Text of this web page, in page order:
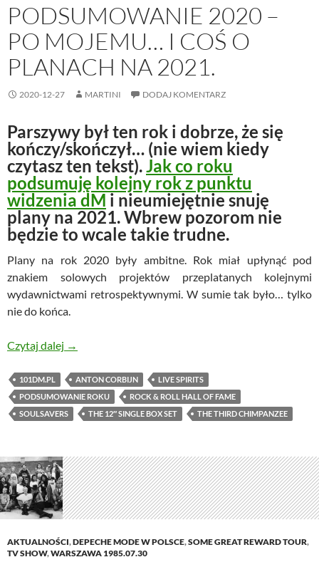
PODSUMOWANIE 2020 –
PO MOJEMU… I COŚ O
PLANACH NA 2021.
2020-12-27 MARTINI DODAJ KOMENTARZ
Parszywy był ten rok i dobrze, że się
kończy/skończył… (nie wiem kiedy
czytasz ten tekst).Jak co roku
podsumuję kolejny rok z punktu
widzenia dM i nieumiejętnie snuję
plany na 2021. Wbrew pozorom nie
będzie to wcale takie trudne.
Plany na rok 2020 były ambitne. Rok miał upłynąć pod
znakiem solowych projektów przeplatanych kolejnymi
wydawnictwami retrospektywnymi. W sumie tak było… tylko
nie do końca.
Czytaj dalej Podsumowanie 2020 – po mojemu… i coś o planach
→
101DM.PL ANTON CORBIJN
LIVE SPIRITS
PODSUMOWANIE ROKU
ROCK & ROLL HALL OF FAME
SOULSAVERS
THE 12″ SINGLE BOX SET THE THIRD CHIMPANZEE
AKTUALNOŚCI,DEPECHE MODE W POLSCE,SOME GREAT REWARD TOUR,
TV SHOW,WARSZAWA 1985.07.30